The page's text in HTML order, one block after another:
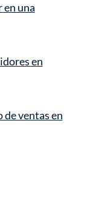
una
en
de ventas en